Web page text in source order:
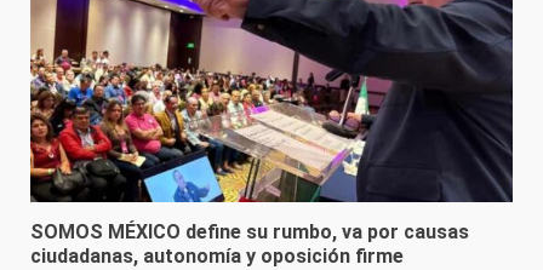
SOMOS MÉXICO define su rumbo, va por causas
ciudadanas, autonomía y oposición firme